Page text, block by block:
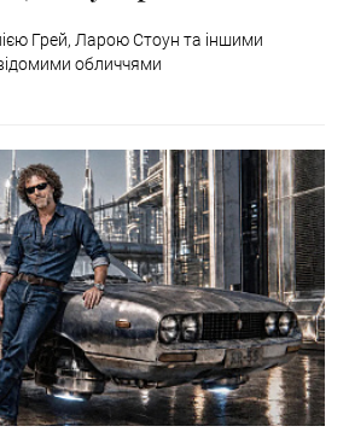
Грей, Ларою Стоун та іншими
обличчями